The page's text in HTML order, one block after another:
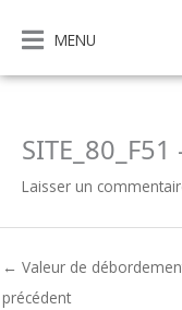
contenu
MENU
Laisser un
← Valeur de
précédent